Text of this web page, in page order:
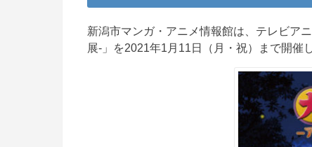
新潟市マンガ・アニメ情報館は、テレビア
展-」を2021年1月11日（月・祝）まで開催